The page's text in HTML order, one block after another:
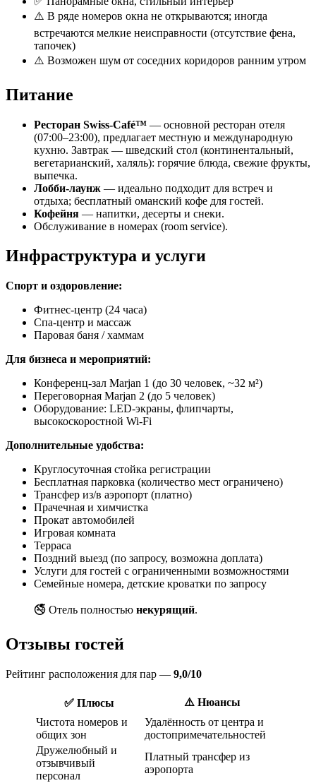
⚠️ В ряде номеров окна не открываются; иногда
встречаются мелкие неисправности (отсутствие фена,
тапочек)
⚠️ Возможен шум от соседних коридоров ранним утром
Питание
Ресторан Swiss-Café™ — основной ресторан отеля
(07:00–23:00), предлагает местную и международную
кухню. Завтрак — шведский стол (континентальный,
вегетарианский, халяль): горячие блюда, свежие фрукты,
выпечка.
Лобби-лаунж — идеально подходит для встреч и
отдыха; бесплатный оманский кофе для гостей.
Кофейня — напитки, десерты и снеки.
Обслуживание в номерах (room service).
Инфраструктура и услуги
Спорт и оздоровление:
Фитнес-центр (24 часа)
Спа-центр и массаж
Паровая баня / хаммам
Для бизнеса и мероприятий:
Конференц-зал Marjan 1 (до 30 человек, ~32 м²)
Переговорная Marjan 2 (до 5 человек)
Оборудование: LED-экраны, флипчарты,
высокоскоростной Wi-Fi
Дополнительные удобства:
Круглосуточная стойка регистрации
Бесплатная парковка (количество мест ограничено)
Трансфер из/в аэропорт (платно)
Прачечная и химчистка
Прокат автомобилей
Игровая комната
Терраса
Поздний выезд (по запросу, возможна доплата)
Услуги для гостей с ограниченными возможностями
Семейные номера, детские кроватки по запросу
🚭 Отель полностью некурящий.
Отзывы гостей
Рейтинг расположения для пар — 9,0/10
✅ Плюсы
⚠️ Нюансы
Чистота номеров и
общих зон
Удалённость от центра и
достопримечательностей
Дружелюбный и
отзывчивый
персонал
Платный трансфер из
аэропорта